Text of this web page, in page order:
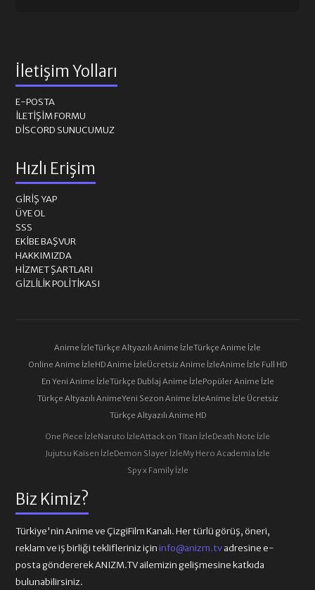
Biz Kimiz?
Türkiye'nin Anime ve ÇizgiFilm Kanalı. Her türlü görüş, öneri,
reklam ve iş birliği teklifleriniz içininfo@anizm.tvadresine e-
posta göndererek ANIZM.TV ailemizin gelişmesine katkıda
bulunabilirsiniz.
İletişim Yolları
E-POSTA
İLETIŞIM FORMU
DISCORD SUNUCUMUZ
Hızlı Erişim
GIRIŞ YAP
ÜYE OL
SSS
EKIBE BAŞVUR
HAKKIMIZDA
HIZMET ŞARTLARI
GIZLILIK POLITIKASI
Anime İzleTürkçe Altyazılı Anime İzleTürkçe Anime İzle
Online Anime İzleHD Anime İzleÜcretsiz Anime İzleAnime İzle Full HD
En Yeni Anime İzleTürkçe Dublaj Anime İzlePopüler Anime İzle
Türkçe Altyazılı AnimeYeni Sezon Anime İzleAnime İzle Ücretsiz
Türkçe Altyazılı Anime HD
One Piece İzleNaruto İzleAttack on Titan İzleDeath Note İzle
Jujutsu Kaisen İzleDemon Slayer İzleMy Hero Academia İzle
Spy x Family İzle